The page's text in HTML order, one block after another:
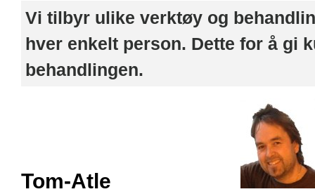
Vi tilbyr ulike verktøy og
hver enkelt person. Dette for å gi
behandlingen.
Tom-Atle